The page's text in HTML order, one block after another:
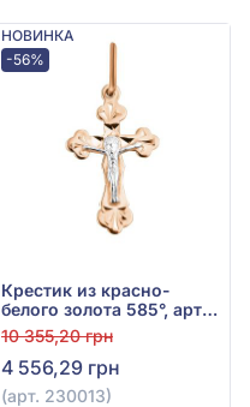
НОВИНКА
-56%
Крестик из красно-
белого золота 585°, арт.
230013
10 355,20 грн
4 556,29 грн
(арт. 230013)